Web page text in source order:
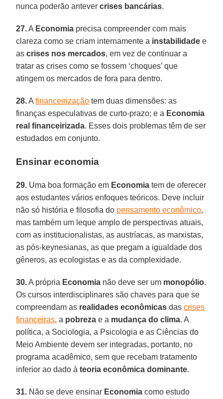
nunca poderão antevercrises bancárias.
27.A Economia precisa compreender com mais
clareza como se criam internamente a instabilidade e
as crises nos mercados, em vez de continuar a
tratar as crises como se fossem ‘choques’ que
atingem os mercados de fora para dentro.
28.Afinanceirização tem duas dimensões: as
finanças especulativas de curto-prazo; e a Economia
real financeirizada. Esses dois problemas têm de ser
estudados em conjunto.
Ensinar economia
29. Uma boa formação em Economia tem de oferecer
aos estudantes vários enfoques teóricos. Deve incluir
não só história e filosofia do pensamento econômico,
mas também um leque amplo de perspectivas atuais,
com as institucionalistas, as austríacas, as marxistas,
as pós-keynesianas, as que pregam a igualdade dos
gêneros, as ecologistas e as da complexidade.
30.A própria Economia não deve ser um monopólio.
Os cursos interdisciplinares são chaves para que se
compreendam as realidades econômicas dascrises
financeiras, a pobreza e a mudança do clima. A
política, a Sociologia, a Psicologia e as Ciências do
Meio Ambiente devem ser integradas, portanto, no
programa acadêmico, sem que recebam tratamento
inferior ao dado àteoria econômica dominante.
31. Não se deve ensinar Economia como estudo